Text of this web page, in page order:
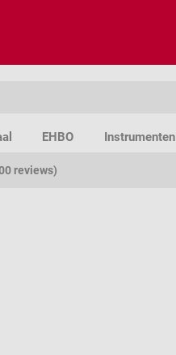
EHBO Instrumenten
reviews)